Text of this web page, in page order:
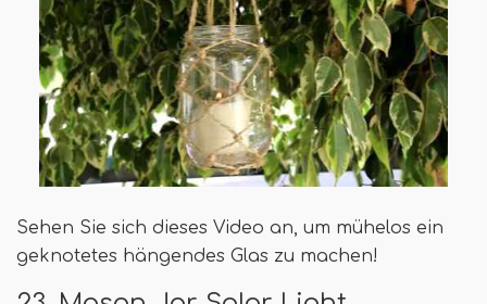
Sehen Sie sich dieses Video an, um mühelos ein
geknotetes hängendes Glas zu machen!